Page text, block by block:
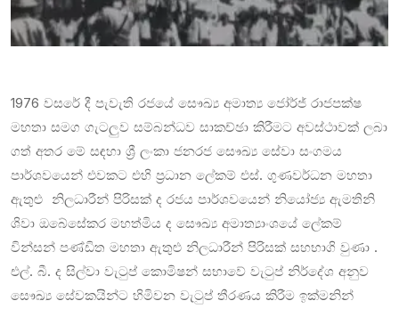
1976 වසරේ දී පැවැති රජයේ සෞඛ්‍ය අමාත්‍ය ජෝර්ජ් රාජපක්ෂ
මහතා සමග ගැටලුව සම්බන්ධව සාකච්ඡා කිරීමට අවස්ථාවක් ලබා
ගත් අතර මේ සඳහා ‍ශ්‍රී ලංකා ජනරජ සෞඛ්‍ය සේවා සංගමය
පාර්ශවයෙන් එවකට එහි ප්‍රධාන ලේකම් එස්. ගුණවර්ධන මහතා
ඇතුළු නිලධාරීන් පිරිසක් ද රජය පාර්ශවයෙන් නියෝජ්‍ය ඇමතිනි
ශිවා ඔබේසේකර මහත්මිය ද සෞඛ්‍ය අමාත්‍යාංශයේ ලේකම්
වින්සන් පණ්ඩිත මහතා ඇතුළු නිලධාරීන් පිරිසක් සහභාගි වුණා .
එල්. බී. ද සිල්වා වැටුප් කොමිෂන් සභාවේ වැටුප් නිර්දේශ අනුව
සෞඛ්‍ය සේවකයින්ට හිමිවන වැටුප් තීරණය කිරීම ඉක්මනින්